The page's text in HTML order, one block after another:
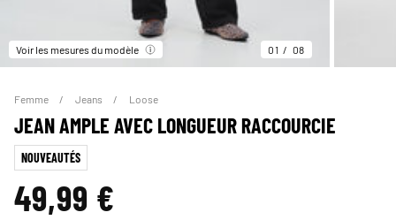
Voir les mesures du modèle 01 08
Femme Jeans Loose
JEAN AMPLE AVEC LONGUEUR RACCOURCIE
NOUVEAUTÉS
49,99 €